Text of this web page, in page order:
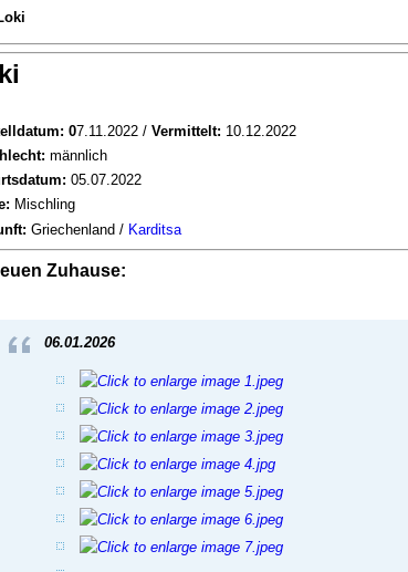
07.11.2022 / Vermittelt: 10.12.2022
männlich
05.07.2022
Mischling
Griechenland / Karditsa
Zuhause:
06.01.2026